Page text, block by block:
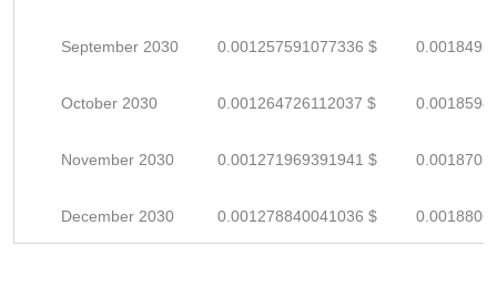
September 2030 0.001257591077336 $
October 2030 0.001264726112037 $
November 2030 0.001271969391941 $
December 2030 0.001278840041036 $